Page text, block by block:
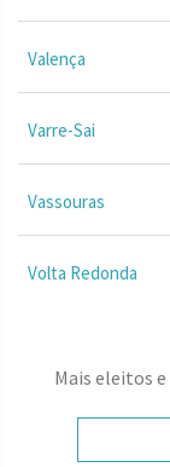
Valença
Varre-Sai
Vassouras
Volta Redonda
Mais eleitos